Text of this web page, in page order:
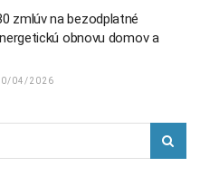
zmlúv na bezodplatné
obnovu domov a
04/2026